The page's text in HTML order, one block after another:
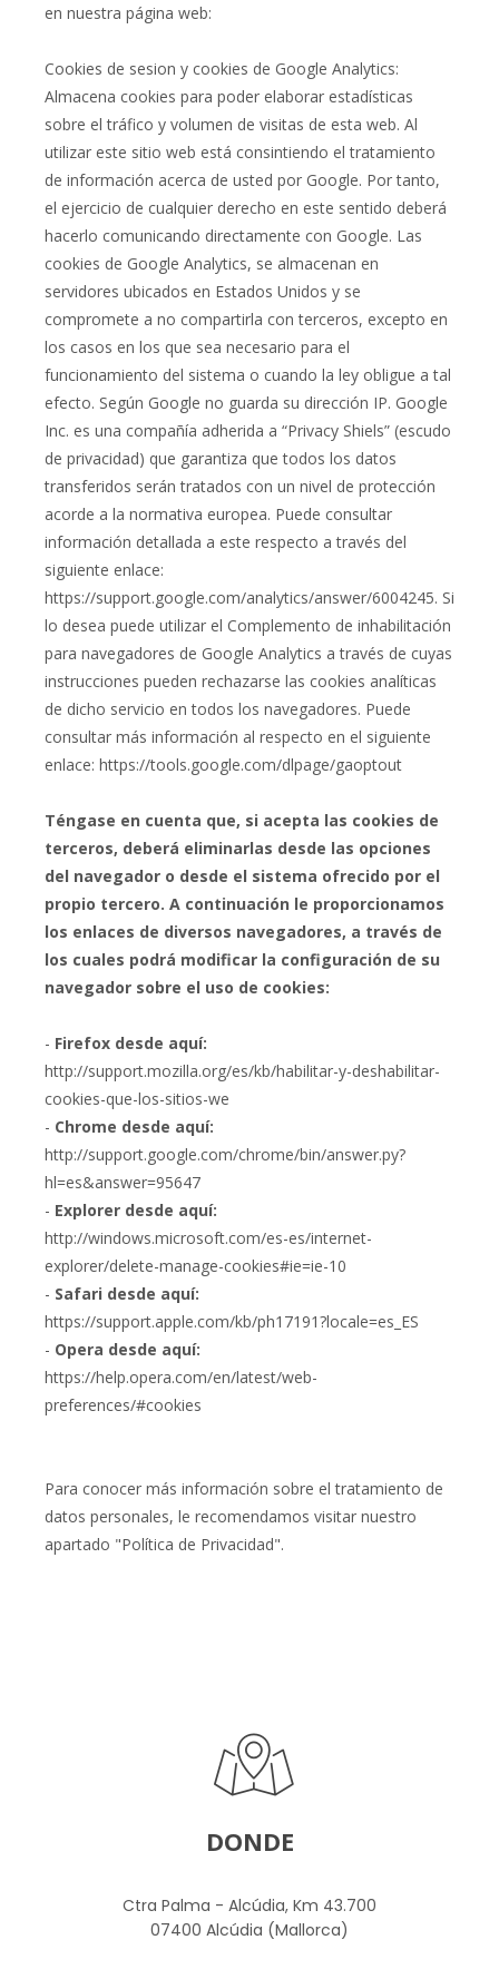
en nuestra página web:
Cookies de sesion y cookies de Google Analytics:
Almacena cookies para poder elaborar estadísticas
sobre el tráfico y volumen de visitas de esta web. Al
utilizar este sitio web está consintiendo el tratamiento
de información acerca de usted por Google. Por tanto,
el ejercicio de cualquier derecho en este sentido deberá
hacerlo comunicando directamente con Google. Las
cookies de Google Analytics, se almacenan en
servidores ubicados en Estados Unidos y se
compromete a no compartirla con terceros, excepto en
los casos en los que sea necesario para el
funcionamiento del sistema o cuando la ley obligue a tal
efecto. Según Google no guarda su dirección IP. Google
Inc. es una compañía adherida a “Privacy Shiels” (escudo
de privacidad) que garantiza que todos los datos
transferidos serán tratados con un nivel de protección
acorde a la normativa europea. Puede consultar
información detallada a este respecto a través del
siguiente enlace:
https://support.google.com/analytics/answer/6004245. Si
lo desea puede utilizar el Complemento de inhabilitación
para navegadores de Google Analytics a través de cuyas
instrucciones pueden rechazarse las cookies analíticas
de dicho servicio en todos los navegadores. Puede
consultar más información al respecto en el siguiente
enlace: https://tools.google.com/dlpage/gaoptout
Téngase en cuenta que, si acepta las cookies de
terceros, deberá eliminarlas desde las opciones
del navegador o desde el sistema ofrecido por el
propio tercero. A continuación le proporcionamos
los enlaces de diversos navegadores, a través de
los cuales podrá modificar la configuración de su
navegador sobre el uso de cookies:
- Firefox desde aquí:
http://support.mozilla.org/es/kb/habilitar-y-deshabilitar-
cookies-que-los-sitios-we
- Chrome desde aquí:
http://support.google.com/chrome/bin/answer.py?
hl=es&answer=95647
- Explorer desde aquí:
http://windows.microsoft.com/es-es/internet-
explorer/delete-manage-cookies#ie=ie-10
- Safari desde aquí:
https://support.apple.com/kb/ph17191?locale=es_ES
- Opera desde aquí:
https://help.opera.com/en/latest/web-
preferences/#cookies
Para conocer más información sobre el tratamiento de
datos personales, le recomendamos visitar nuestro
apartado "Política de Privacidad".
DONDE
Ctra Palma - Alcúdia, Km 43.700
07400 Alcúdia (Mallorca)